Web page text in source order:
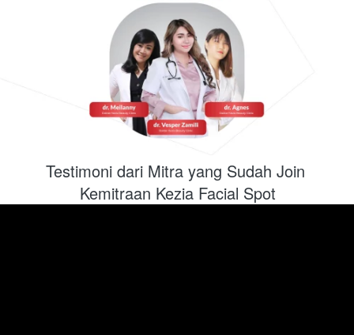
Testimoni dari Mitra yang Sudah Join
Kemitraan Kezia Facial Spot